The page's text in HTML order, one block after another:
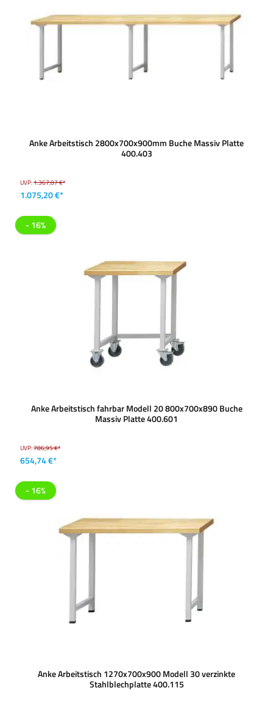
Anke Arbeitstisch 2800x700x900mm Buche Massiv Platte
400.403
UVP:1.367,07 €*
1.075,20 €*
- 16%
Anke Arbeitstisch fahrbar Modell 20 800x700x890 Buche
Massiv Platte 400.601
UVP:786,95 €*
654,74 €*
- 16%
Anke Arbeitstisch 1270x700x900 Modell 30 verzinkte
Stahlblechplatte 400.115